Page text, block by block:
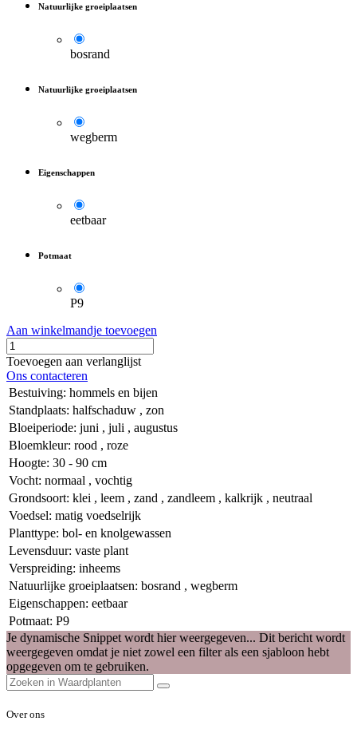
Natuurlijke groeiplaatsen
bosrand
Natuurlijke groeiplaatsen
wegberm
Eigenschappen
eetbaar
Potmaat
P9
Aan winkelmandje toevoegen
Toevoegen aan verlanglijst
Ons contacteren
Bestuiving: hommels en bijen
Standplaats: halfschaduw , zon
Bloeiperiode: juni , juli , augustus
Bloemkleur: rood , roze
Hoogte: 30 - 90 cm
Vocht: normaal , vochtig
Grondsoort: klei , leem , zand , zandleem , kalkrijk , neutraal
Voedsel: matig voedselrijk
Planttype: bol- en knolgewassen
Levensduur: vaste plant
Verspreiding: inheems
Natuurlijke groeiplaatsen: bosrand , wegberm
Eigenschappen: eetbaar
Potmaat: P9
Je dynamische Snippet wordt hier weergegeven... Dit bericht wordt
weergegeven omdat je niet zowel een filter als een sjabloon hebt
opgegeven om te gebruiken.
Over ons